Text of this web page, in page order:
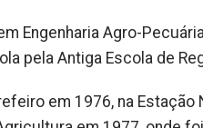
Engenharia Agro-
pela Antiga Escola de
em 1976, na Estação